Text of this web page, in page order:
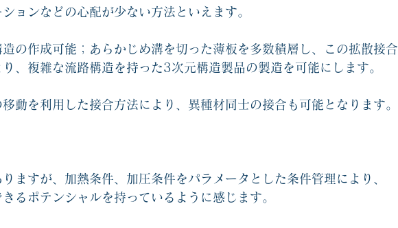
ョンなどの心配が少ない方法といえます。
の作成可能；あらかじめ溝を切った薄板を多数積層し、この拡散接合
、複雑な流路構造を持った3次元構造製品の製造を可能にします。
動を利用した接合方法により、異種材同士の接合も可能となります。
ますが、加熱条件、加圧条件をパラメータとした条件管理により、
るポテンシャルを持っているように感じます。